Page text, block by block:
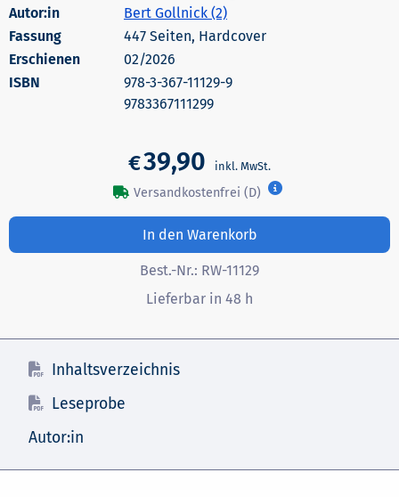
Autor:in
Bert Gollnick (2)
447 Seiten, Hardcover
Erschienen
02/2026
978-3-367-11129-9
9783367111299
€39,90
Versandkostenfrei (D)
In den Warenkorb
Best.-Nr.: RW-11129
Lieferbar in 48 h
Inhaltsverzeichnis
Leseprobe
Autor:in